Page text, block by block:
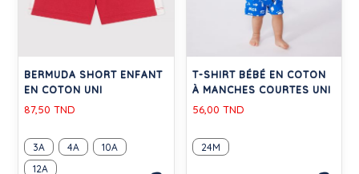
BERMUDA SHORT ENFANT
EN COTON UNI
87,50 TND
3A 4A
10A
12A
T-SHIRT BÉBÉ EN COTON
À MANCHES COURTES UNI
56,00 TND
24M